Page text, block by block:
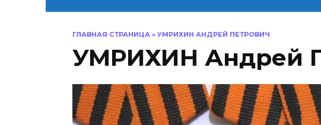
ГЛАВНАЯ СТРАНИЦА » УМРИХИН АНДРЕЙ ПЕТРОВИЧ
УМРИХИН Андрей